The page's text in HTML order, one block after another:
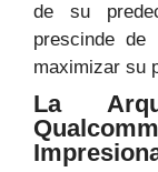
de su
prescinde de
maximizar su
La